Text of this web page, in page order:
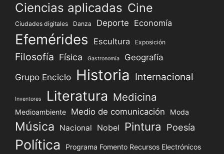
Ciencias aplicadas Cine
Ciudades digitales Danza Deporte Economía
Efemérides Escultura Exposición
Filosofía Física Gastronomía Geografía
Grupo Enciclo Historia Internacional
Inventores Literatura Medicina
Medioambiente Medio de comunicación Moda
Música Nacional Nobel Pintura Poesía
Política Programa Fomento Recursos Electrónicos